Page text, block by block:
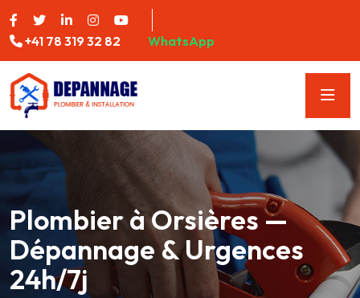
+41 78 319 32 82 WhatsApp
Plombier à Orsières —
Dépannage & Urgences
24h/7j